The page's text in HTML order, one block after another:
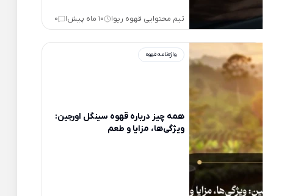
تیم محتوایی قهوه ریو | 10 ماه پیش |
0
واژه‌نامه قهوه
همه چیز درباره قهوه سینگل اورجین:
ویژگی‌ها، مزایا و طعم